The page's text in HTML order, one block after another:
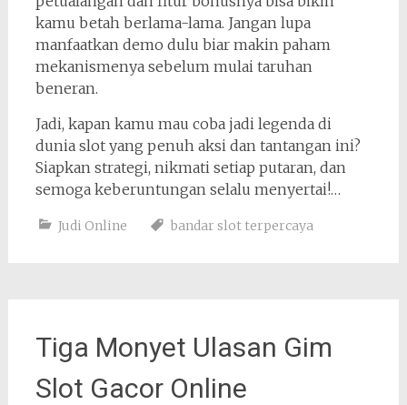
kamu betah berlama-lama. Jangan lupa
manfaatkan demo dulu biar makin paham
mekanismenya sebelum mulai taruhan
beneran.
Jadi, kapan kamu mau coba jadi legenda di
dunia slot yang penuh aksi dan tantangan ini?
Siapkan strategi, nikmati setiap putaran, dan
semoga keberuntungan selalu menyertai!…
Judi Online bandar slot terpercaya
Tiga Monyet Ulasan Gim
Slot Gacor Online